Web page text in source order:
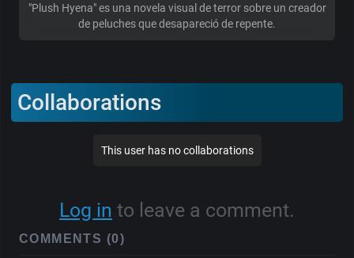
"Plush Hyena" es una novela visual de terror sobre un creador
de peluches que desapareció de repente.
Collaborations
This user has no collaborations
Log in to leave a comment.
COMMENTS (0)